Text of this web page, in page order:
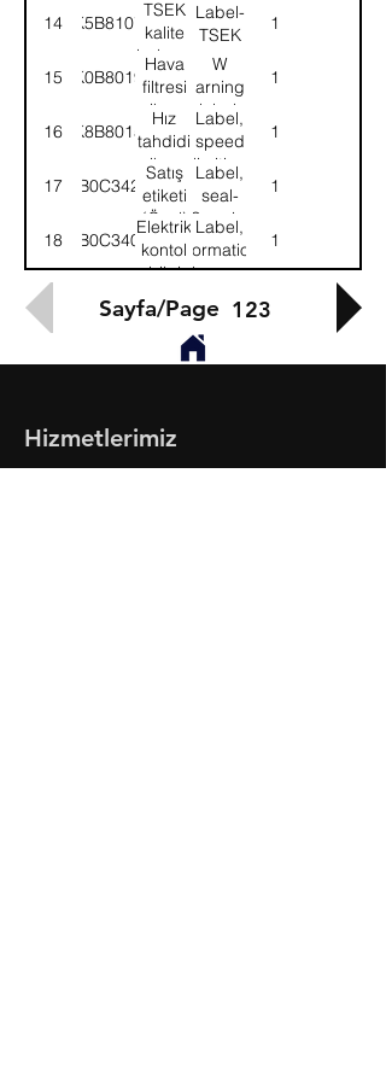
14 K5B8107
TSEK
kalite
belgesi
etiketi
Label-
TSEK
1
15 K0B8019
Hava
filtresi
ikaz
etiket(Dış)
W
arning
label,
air
cleaner
1
16 K8B8015
Hız
tahdidi
ikaz
etiketi
Label,
speed
limiting
1
17 B0C342
Satış
etiketi
(Özel)
Label,
seal-
Special
1
18 B0C340
Elektrik
kontol
bilgi
etiketi
Label,
information-
Elec.cont.
1
Sayfa/Page 123
Hizmetlerimiz